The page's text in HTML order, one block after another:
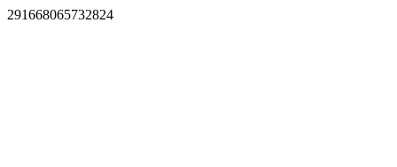
291668065732824